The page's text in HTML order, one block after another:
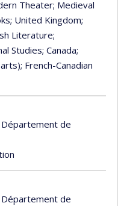
Theater; Medieval
; United Kingdom;
Literature;
Studies; Canada;
; French-Canadian
de
de